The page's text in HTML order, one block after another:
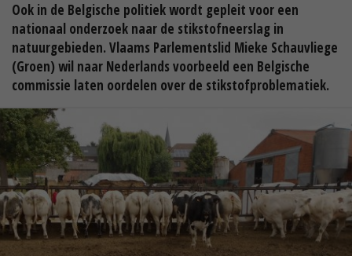
Ook in de Belgische politiek wordt gepleit voor een
nationaal onderzoek naar de stikstofneerslag in
natuurgebieden. Vlaams Parlementslid Mieke Schauvliege
(Groen) wil naar Nederlands voorbeeld een Belgische
commissie laten oordelen over de stikstofproblematiek.